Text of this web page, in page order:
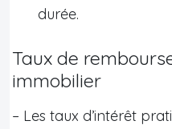
durée.
Taux de
immobilier
– Les taux d’intérêt